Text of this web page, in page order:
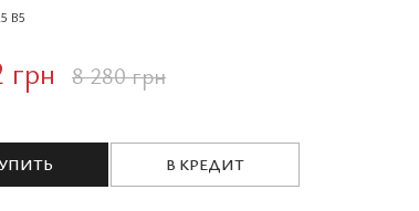
B5
грн 8 280 грн
В КРЕДИТ